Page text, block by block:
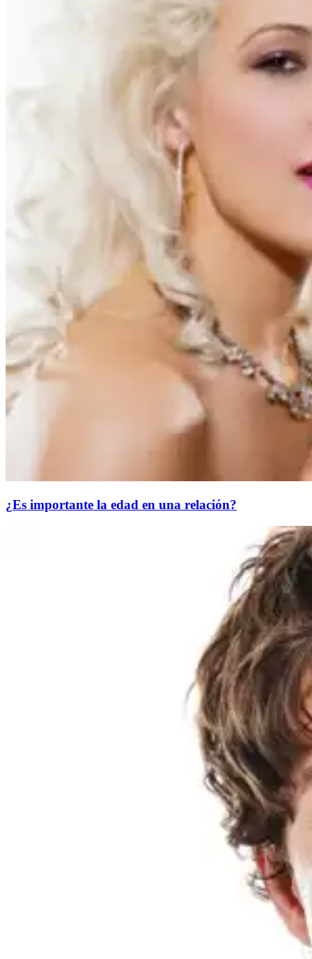
¿Es importante la edad en una relación?